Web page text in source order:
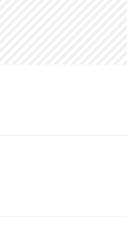
ilgi kaybetmeyen oyuncunun
film 2004 yılında vizyona
hayatına dair ilginç detaylar